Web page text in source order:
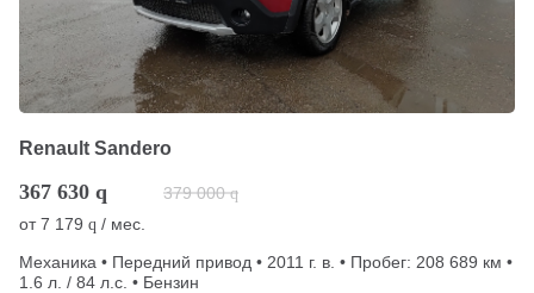
Renault Sandero
367 630 q 379 000 q
от7 179 q / мес.
Механика • Передний привод • 2011 г. в. • Пробег: 208 689 км •
1.6 л. / 84 л.с. • Бензин